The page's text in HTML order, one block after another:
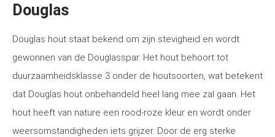
Douglas
Douglas hout staat bekend om zijn stevigheid en wordt
gewonnen van de Douglasspar. Het hout behoort tot
duurzaamheidsklasse 3 onder de houtsoorten, wat betekent
dat Douglas hout onbehandeld heel lang mee zal gaan. Het
hout heeft van nature een rood-roze kleur en wordt onder
weersomstandigheden iets grijzer. Door de erg sterke